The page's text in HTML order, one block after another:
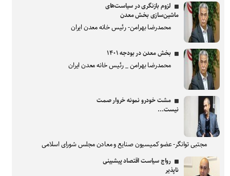
لزوم بازنگری در سیاست‌های
ماشین‌سازی بخش معدن
محمدرضا بهرامن- رئیس خانه معدن ایران
بخش معدن در بودجه ۱۴۰۱
محمدرضا بهرامن _ رئیس خانه معدن ایران
مشت خودرو نمونه خروار صمت
نیست...
مجتبی توانگر- عضو کمیسیون صنایع و معادن مجلس شورای اسلامی
رواج سیاست اقتصاد پیشبینی
ناپذیر